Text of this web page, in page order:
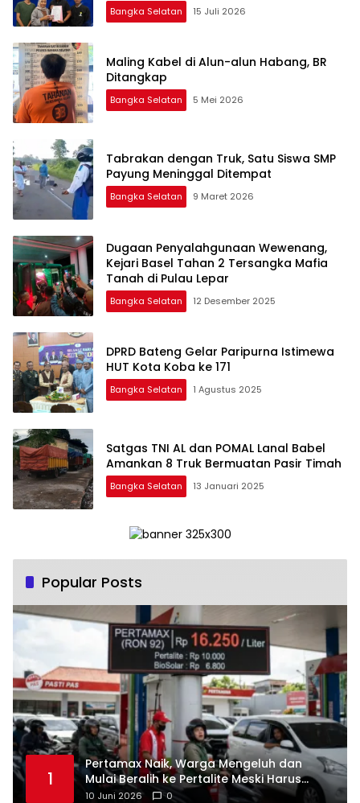
Bangka Selatan 15 Juli 2026
Maling Kabel di Alun-alun Habang, BR
Ditangkap
Bangka Selatan 5 Mei 2026
Tabrakan dengan Truk, Satu Siswa SMP
Payung Meninggal Ditempat
Bangka Selatan 9 Maret 2026
Dugaan Penyalahgunaan Wewenang,
Kejari Basel Tahan 2 Tersangka Mafia
Tanah di Pulau Lepar
Bangka Selatan 12 Desember 2025
DPRD Bateng Gelar Paripurna Istimewa
HUT Kota Koba ke 171
Bangka Selatan 1 Agustus 2025
Satgas TNI AL dan POMAL Lanal Babel
Amankan 8 Truk Bermuatan Pasir Timah
Bangka Selatan 13 Januari 2025
Popular Posts
1
‎Pertamax Naik, Warga Mengeluh dan
Mulai Beralih ke Pertalite Meski Harus
10 Juni 2026 0